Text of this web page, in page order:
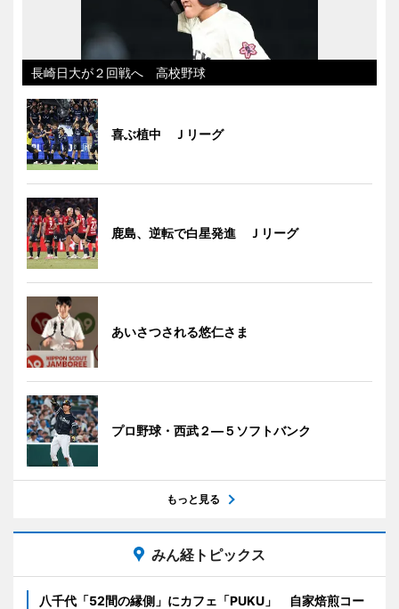
長崎日大が２回戦へ 高校野球
喜ぶ植中 Ｊリーグ
鹿島、逆転で白星発進 Ｊリーグ
あいさつされる悠仁さま
プロ野球・西武２―５ソフトバンク
もっと見る
みん経トピックス
八千代「52間の縁側」にカフェ「PUKU」 自家焙煎コー